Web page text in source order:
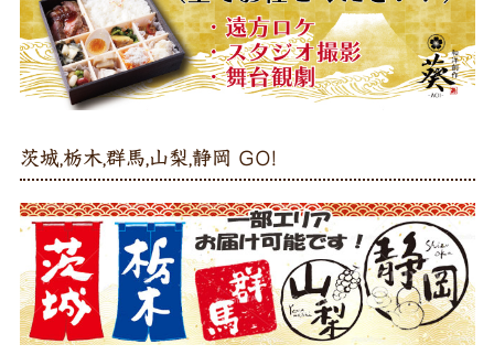
茨城,栃木,群馬,山梨,静岡 GO!